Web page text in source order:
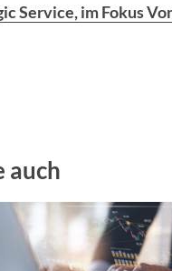
Service, im Fokus
auch